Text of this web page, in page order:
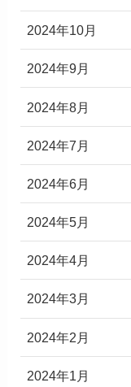
2024年10月
2024年9月
2024年8月
2024年7月
2024年6月
2024年5月
2024年4月
2024年3月
2024年2月
2024年1月